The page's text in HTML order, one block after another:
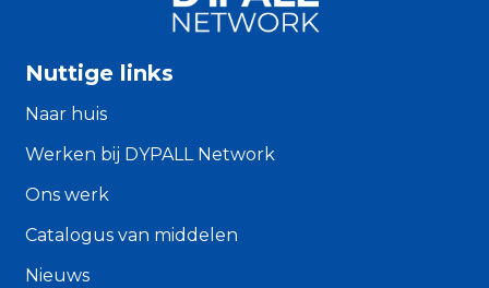
Nuttige links
Naar huis
Werken bij DYPALL Network
Ons werk
Catalogus van middelen
Nieuws